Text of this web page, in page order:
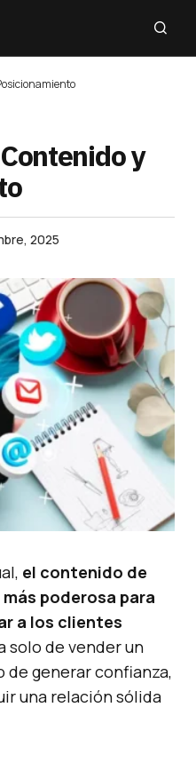
y
2025
el contenido de
poderosa para
a los clientes
solo de vender un
de generar confianza,
una relación sólida